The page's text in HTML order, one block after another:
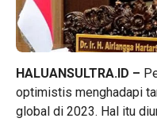
HALUANSULTRA.ID –
optimistis menghadapi
global di 2023. Hal itu